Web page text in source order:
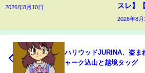
2026年8月10日
スレ】
2026年8月
ハリウッドJURINA、盗ま
ャーク込山と越境タッグ